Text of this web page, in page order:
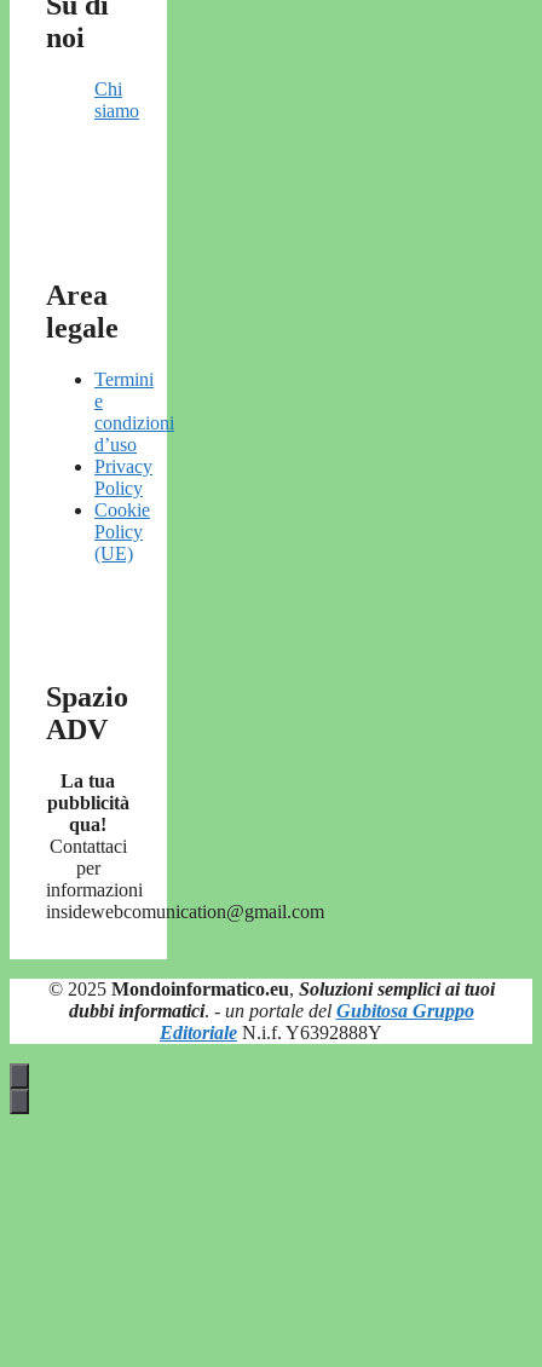
noi
Chi
siamo
Area
legale
Termini
e
condizioni
d’uso
Privacy
Policy
Cookie
Policy
(UE)
Spazio
ADV
La tua
pubblicità
qua!
Contattaci
per
informazioni
insidewebcomunication@gmail.com
© 2025 Mondoinformatico.eu, Soluzioni semplici ai tuoi
dubbi informatici. - un portale del Gubitosa Gruppo
Editoriale N.i.f. Y6392888Y